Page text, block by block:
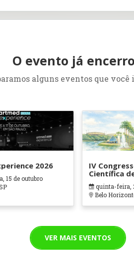
O evento já
alguns eventos que você
2026
15 de outubro
IV
Científica
Paliativos -
quinta-feira,
Belo
VER MAIS EVENTOS